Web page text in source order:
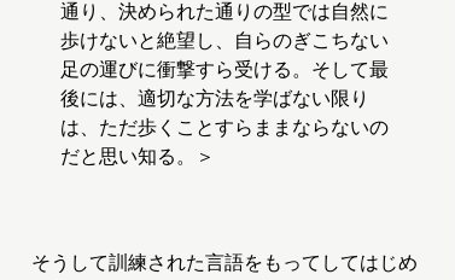
通り、決められた通りの型では自然に
歩けないと絶望し、自らのぎこちない
足の運びに衝撃すら受ける。そして最
後には、適切な方法を学ばない限り
は、ただ歩くことすらままならないの
だと思い知る。＞
そうして訓練された言語をもってしてはじめ